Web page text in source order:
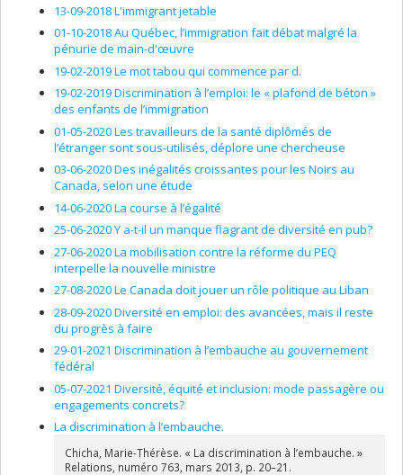
13-09-2018 L'immigrant jetable
01-10-2018 Au Québec, l’immigration fait débat malgré la
pénurie de main-d'œuvre
19-02-2019 Le mot tabou qui commence par d.
19-02-2019 Discrimination à l’emploi: le « plafond de béton »
des enfants de l’immigration
01-05-2020 Les travailleurs de la santé diplômés de
l’étranger sont sous-utilisés, déplore une chercheuse
03-06-2020 Des inégalités croissantes pour les Noirs au
Canada, selon une étude
14-06-2020 La course à l’égalité
25-06-2020 Y a-t-il un manque flagrant de diversité en pub?
27-06-2020 La mobilisation contre la réforme du PEQ
interpelle la nouvelle ministre
27-08-2020 Le Canada doit jouer un rôle politique au Liban
28-09-2020 Diversité en emploi: des avancées, mais il reste
du progrès à faire
29-01-2021 Discrimination à l’embauche au gouvernement
fédéral
05-07-2021 Diversité, équité et inclusion: mode passagère ou
engagements concrets?
La discrimination à l’embauche.
Chicha, Marie-Thérèse. « La discrimination à l’embauche. »
Relations, numéro 763, mars 2013, p. 20–21.